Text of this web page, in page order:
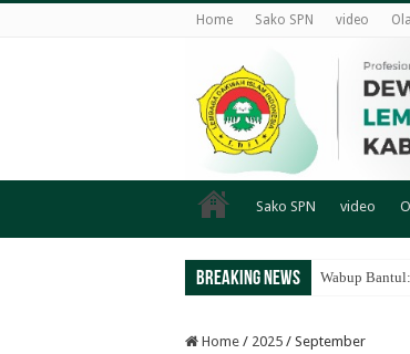
Home Sako SPN video
Sako SPN video
Breaking News Wabup
Home / 2025 / September